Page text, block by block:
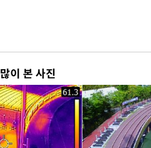
많이 본 사진